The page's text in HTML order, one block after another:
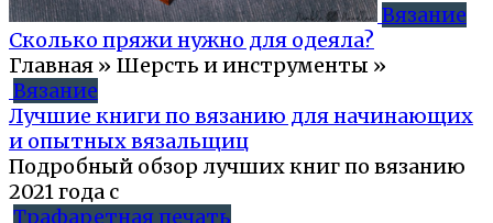
Вязание
Сколько пряжи нужно для одеяла?
Главная » Шерсть и инструменты »
Вязание
Лучшие книги по вязанию для начинающих
и опытных вязальщиц
Подробный обзор лучших книг по вязанию
2021 года с
Трафаретная печать